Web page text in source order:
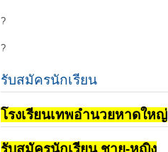
?
?
รับสมัครนักเรียน
โรงเรียนเทพอำนวยหาดใหญ่
รับสมัครนักเรียน ชาย-หญิง